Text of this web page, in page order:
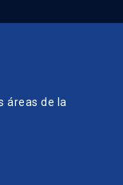
áreas de la